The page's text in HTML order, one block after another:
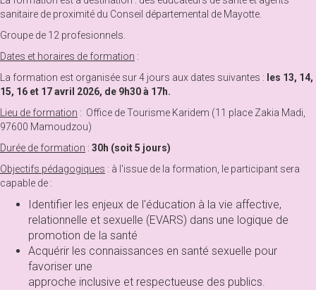
sanitaire de proximité du Conseil départemental de Mayotte.
Groupe de 12 profesionnels.
Dates et horaires de formation :
La formation est organisée sur 4 jours aux dates suivantes : les 13, 14,
15, 16 et 17 avril 2026, de 9h30 à 17h.
Lieu de formation : Office de Tourisme Karidem (11 place Zakia Madi,
97600 Mamoudzou)
Durée de formation : 30h (soit 5 jours)
Objectifs pédagogiques : à l'issue de la formation, le participant sera
capable de :
Identifier les enjeux de l'éducation à la vie affective,
relationnelle et sexuelle (EVARS) dans une logique de
promotion de la santé
Acquérir les connaissances en santé sexuelle pour
favoriser une
approche inclusive et respectueuse des publics.